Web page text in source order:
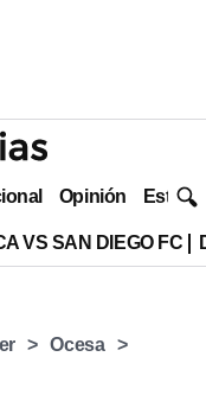
Opinión Estilo
VS SAN DIEGO FC
Ocesa